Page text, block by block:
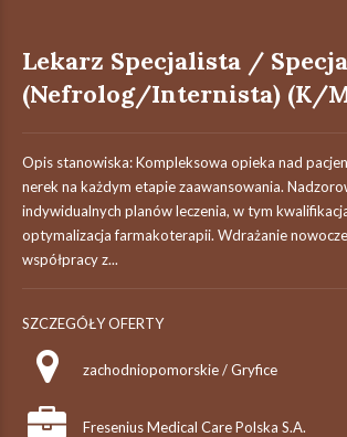
Lekarz Specjalista /
(Nefrolog/Internista) (K/
Opis stanowiska: Kompleksowa opieka nad
nerek na każdym etapie zaawansowania.
indywidualnych planów leczenia, w tym
optymalizacja farmakoterapii. Wdrażanie
współpracy z...
SZCZEGÓŁY OFERTY
zachodniopomorskie / Gryfice
Fresenius Medical Care Polska S.A.